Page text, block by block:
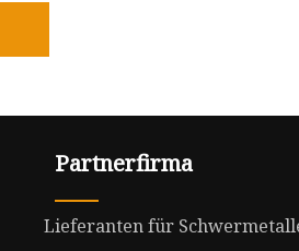
Partnerfirma
Lieferanten für